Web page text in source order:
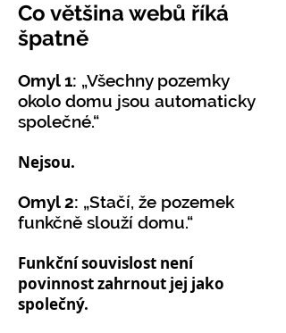
Co většina webů říká
špatně
Omyl 1: „Všechny pozemky
okolo domu jsou automaticky
společné.“
Nejsou.
Omyl 2: „Stačí, že pozemek
funkčně slouží domu.“
Funkční souvislost není
povinnost zahrnout jej jako
společný.